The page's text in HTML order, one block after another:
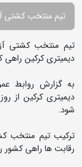
تیم منتخب کشتی
تیم منتخب کشتی
دیمیتری کرکین
به گزارش روابط
شود.
ترکیب تیم منتخب
رقابت ها راهی